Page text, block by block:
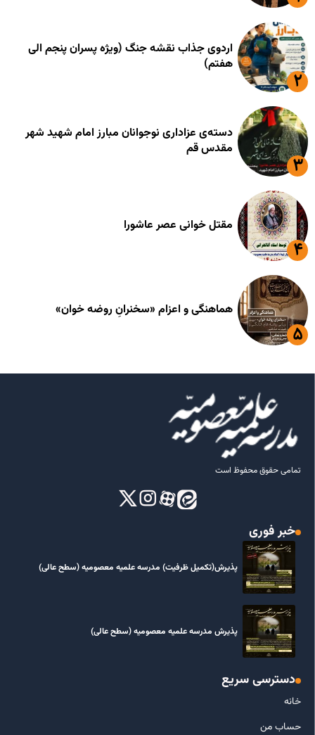
اردوی جذاب نقشه جنگ (ویژه پسران پنجم الی
هفتم)
دسته‌ی عزاداری نوجوانان مبارز امام شهید شهر
مقدس قم
مقتل خوانی عصر عاشورا
هماهنگی و اعزام «سخنرانِ روضه خوان»
تمامی حقوق محفوظ است
خبر فوری
پذیرش(تکمیل ظرفیت) مدرسه علمیه معصومیه‌ (سطح عالی)
پذیرش مدرسه علمیه معصومیه‌ (سطح عالی)
دسترسی سریع
خانه
حساب من